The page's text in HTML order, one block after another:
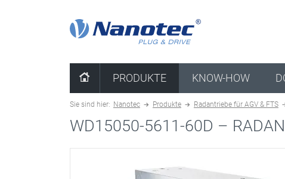
PRODUKTE KNOW-HOW
Sie sind hier: Nanotec Produkte Radantriebe für AGV & FTS
WD15050-5611-60D –